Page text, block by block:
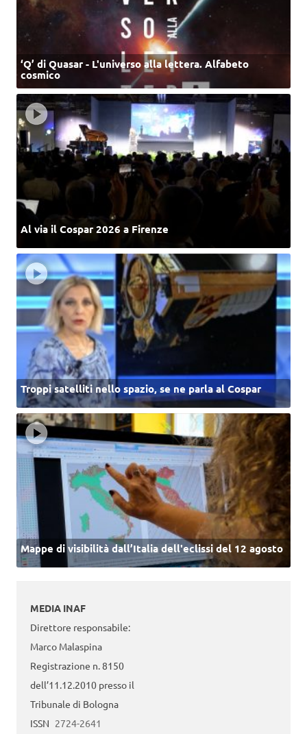
‘Q’ di Quasar - L'universo alla lettera. Alfabeto
cosmico
Al via il Cospar 2026 a Firenze
Troppi satelliti nello spazio, se ne parla al Cospar
Mappe di visibilità dall’Italia dell'eclissi del 12 agosto
MEDIA INAF
Direttore responsabile:
Marco Malaspina
Registrazione n. 8150
dell’11.12.2010 presso il
Tribunale di Bologna
ISSN 2724-2641